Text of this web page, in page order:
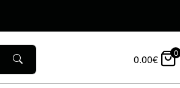
0.00€ 0